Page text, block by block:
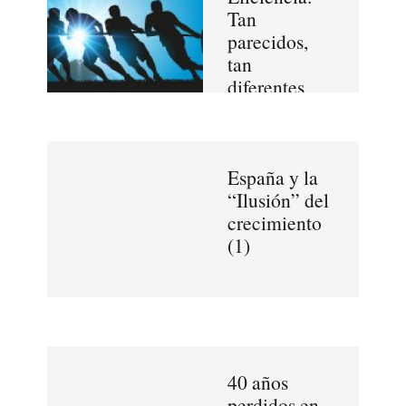
Tan
parecidos,
tan
diferentes
España y la
“Ilusión” del
crecimiento
(1)
40 años